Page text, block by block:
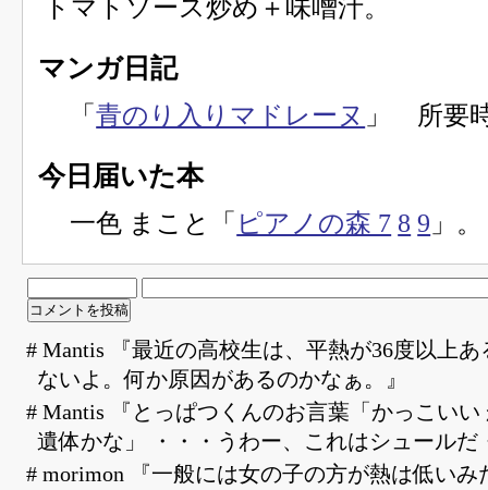
トマトソース炒め＋味噌汁。
マンガ日記
「青のり入りマドレーヌ 」 所要
今日届いた本
一色 まこと「 ピアノの森 7 8 9 」。
# Mantis 『最近の高校生は、平熱が36度以上
ないよ。何か原因があるのかなぁ。』
# Mantis 『とっぱつくんのお言葉「かっこい
遺体かな」 ・・・うわー、これはシュールだ
# morimon 『一般には女の子の方が熱は低いみ